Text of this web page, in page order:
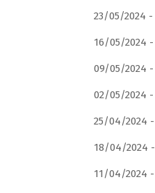
23/05/2024 -
16/05/2024 -
09/05/2024 -
02/05/2024 -
25/04/2024 -
18/04/2024 -
11/04/2024 -